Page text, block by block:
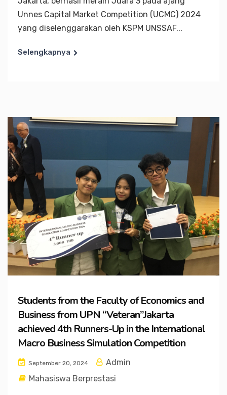
Unnes Capital Market Competition (UCMC) 2024
yang diselenggarakan oleh KSPM UNSSAF...
Selengkapnya
Students from the Faculty of Economics and
Business from UPN “Veteran”Jakarta
achieved 4th Runners-Up in the International
Macro Business Simulation Competition
September 20, 2024
Admin
Mahasiswa Berprestasi